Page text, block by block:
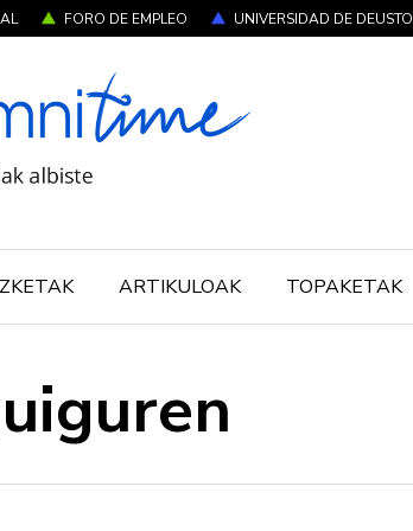
FORO DE EMPLEO UNIVERSIDAD DE DEUSTO
ARTIKULOAK TOPAKETAK